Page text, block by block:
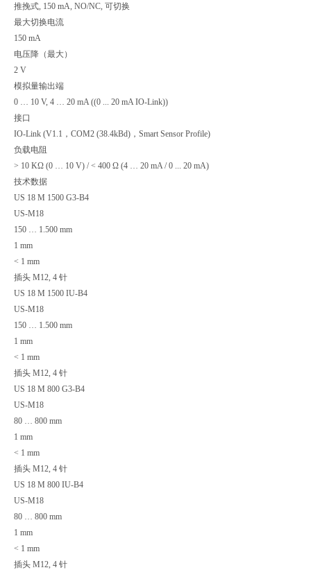
推挽式, 150 mA, NO/NC, 可切换
最大切换电流
150 mA
电压降（最大）
2 V
模拟量输出端
0 … 10 V, 4 … 20 mA ((0 ... 20 mA IO-Link))
接口
IO-Link (V1.1，COM2 (38.4kBd)，Smart Sensor Profile)
负载电阻
> 10 KΩ (0 … 10 V) / < 400 Ω (4 … 20 mA / 0 ... 20 mA)
技术数据
US 18 M 1500 G3-B4
US-M18
150 … 1.500 mm
1 mm
< 1 mm
插头 M12, 4 针
US 18 M 1500 IU-B4
US-M18
150 … 1.500 mm
1 mm
< 1 mm
插头 M12, 4 针
US 18 M 800 G3-B4
US-M18
80 … 800 mm
1 mm
< 1 mm
插头 M12, 4 针
US 18 M 800 IU-B4
US-M18
80 … 800 mm
1 mm
< 1 mm
插头 M12, 4 针